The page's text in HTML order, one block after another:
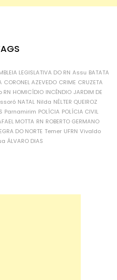
LEGISLATIVA DO RN Assu BATATA
CORONEL AZEVEDO CRIME CRUZETA
RN HOMICÍDIO INCÊNDIO JARDIM DE
NATAL Nilda NÉLTER QUEIROZ
Parnamirim POLÍCIA POLÍCIA CIVIL
MOTTA RN ROBERTO GERMANO
DO NORTE Temer UFRN Vivaldo
ÁLVARO DIAS